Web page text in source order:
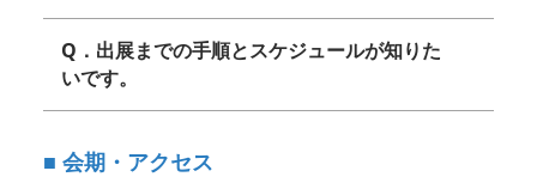
Q．出展までの手順とスケジュールが知りた
いです。
■ 会期・アクセス